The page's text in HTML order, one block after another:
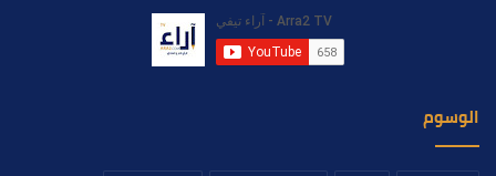
الوسوم